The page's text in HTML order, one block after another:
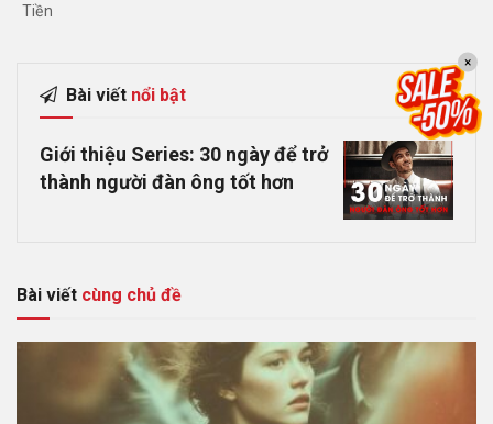
Tiền
Bài viết nổi bật
Giới thiệu Series: 30 ngày để trở
thành người đàn ông tốt hơn
Bài viết cùng chủ đề
×